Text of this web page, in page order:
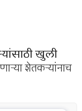
खुली
शेतकऱ्यांनाच